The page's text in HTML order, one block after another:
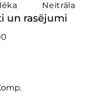
Neitrāla
un rasējumi